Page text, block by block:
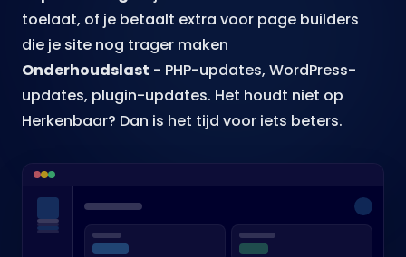
toelaat, of je betaalt extra voor page builders
die je site nog trager maken
Onderhoudslast - PHP-updates, WordPress-
updates, plugin-updates. Het houdt niet op
Herkenbaar? Dan is het tijd voor iets beters.